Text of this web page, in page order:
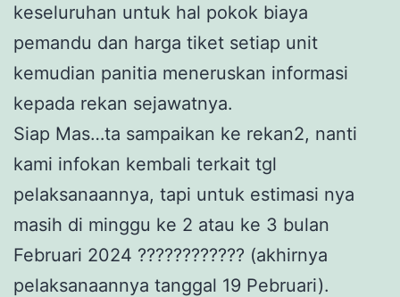
keseluruhan untuk hal pokok biaya
pemandu dan harga tiket setiap unit
kemudian panitia meneruskan informasi
kepada rekan sejawatnya.
Siap Mas…ta sampaikan ke rekan2, nanti
kami infokan kembali terkait tgl
pelaksanaannya, tapi untuk estimasi nya
masih di minggu ke 2 atau ke 3 bulan
Februari 2024 ???????????? (akhirnya
pelaksanaannya tanggal 19 Pebruari).